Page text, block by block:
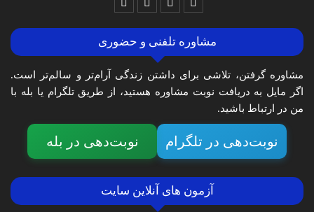
مشاوره تلفنی و حضوری
مشاوره گرفتن، تلاشی برای داشتن زندگی آرام‌تر و سالم‌تر است.
اگر مایل به دریافت نوبت مشاوره هستید، از طریق تلگرام یا بله با
من در ارتباط باشید.
نوبت‌دهی در تلگرام نوبت‌دهی در بله
آزمون های آنلاین سایت